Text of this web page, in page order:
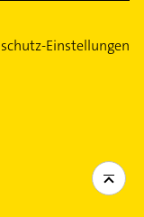
Einstellungen